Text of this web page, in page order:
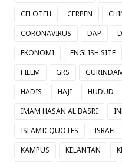
CELOTEH
CERPEN
CORONAVIRUS
DAP
EKONOMI
ENGLISH SITE
FILEM
GRS
HADIS
HAJI HUDUD
IMAM HASAN AL BASRI
ISLAMICQUOTES
ISRAEL
KAMPUS
KELANTAN